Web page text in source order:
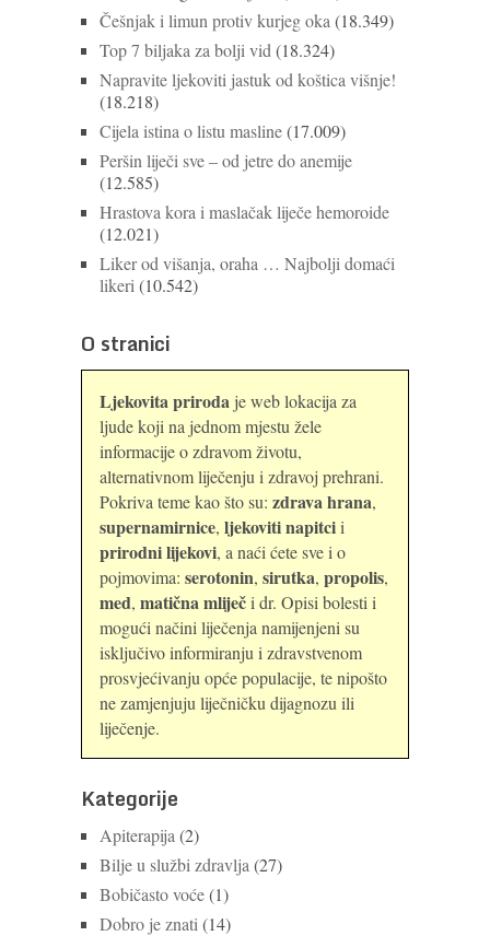
Češnjak i limun protiv kurjeg oka (18.349)
Top 7 biljaka za bolji vid (18.324)
Napravite ljekoviti jastuk od koštica višnje!
(18.218)
Cijela istina o listu masline(17.009)
Peršin liječi sve – od jetre do anemije
(12.585)
Hrastova kora i maslačak liječe hemoroide
(12.021)
Liker od višanja, oraha … Najbolji domaći
likeri (10.542)
O stranici
Ljekovita priroda je web lokacija za
ljude koji na jednom mjestu žele
informacije o zdravom životu,
alternativnom liječenju i zdravoj prehrani.
Pokriva teme kao što su: zdrava hrana,
supernamirnice, ljekoviti napitcii
prirodni lijekovi, a naći ćete sve i o
pojmovima: serotonin, sirutka, propolis,
med, matična mliječi dr. Opisi bolesti i
mogući načini liječenja namijenjeni su
isključivo informiranju i zdravstvenom
prosvjećivanju opće populacije, te nipošto
ne zamjenjuju liječničku dijagnozu ili
liječenje.
Kategorije
Apiterapija (2)
Bilje u službi zdravlja (27)
Bobičasto voće(1)
Dobro je znati (14)